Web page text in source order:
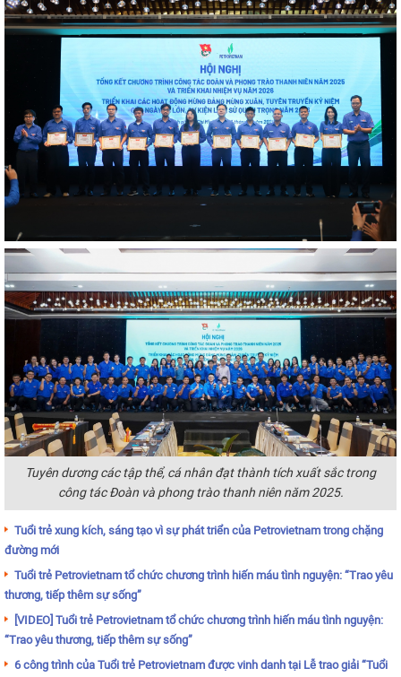
Tuyên dương các tập thể, cá nhân đạt thành tích xuất sắc trong
công tác Đoàn và phong trào thanh niên năm 2025.
Tuổi trẻ xung kích, sáng tạo vì sự phát triển của Petrovietnam trong chặng
đường mới
Tuổi trẻ Petrovietnam tổ chức chương trình hiến máu tình nguyện: “Trao yêu
thương, tiếp thêm sự sống”
[VIDEO] Tuổi trẻ Petrovietnam tổ chức chương trình hiến máu tình nguyện:
“Trao yêu thương, tiếp thêm sự sống”
6 công trình của Tuổi trẻ Petrovietnam được vinh danh tại Lễ trao giải “Tuổi